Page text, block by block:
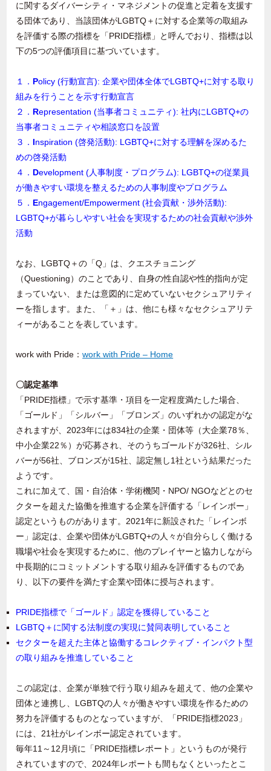
に関するダイバーシティ・マネジメントの促進と定着を支援す
る団体であり、当該団体がLGBTQ＋に対する企業等の取組み
を評価する際の指標を「PRIDE指標」と呼んでおり、指標は以
下の5つの評価項目に基づいています。
１． Policy (行動宣言): 企業や団体全体でLGBTQ+に対する取り
組みを行うことを示す行動宣言
２． Representation (当事者コミュニティ): 社内にLGBTQ+の
当事者コミュニティや相談窓口を設置
３． Inspiration (啓発活動): LGBTQ+に対する理解を深めるた
めの啓発活動
４． Development (人事制度・プログラム): LGBTQ+の従業員
が働きやすい環境を整えるための人事制度やプログラム
５． Engagement/Empowerment (社会貢献・渉外活動):
LGBTQ+が暮らしやすい社会を実現するための社会貢献や渉外
活動
なお、 LGBTQ＋の「Q 」は、クエスチョニング
（Questioning）のことであり、自身の性自認や性的指向が定
まっていない、または意図的に定めていないセクシュアリティ
ーを指します。また、「＋」は、他にも様々なセクシュアリテ
ィーがあることを表しています。
work with Pride：work with Pride – Home
〇認定基準
「PRIDE指標」で示す基準・項目を一定程度満たした場合、
「ゴールド」「シルバー」「ブロンズ」のいずれかの認定がな
されますが、 2023年には834社の企業・団体等（大企業78％、
中小企業22％）が応募され、そのうちゴールドが326社、シル
バーが56社、ブロンズが15社、認定無し1社という結果だった
ようです。
これに加えて、国・自治体・学術機関・ NPO/ NGOなどとのセ
クターを超えた協働を推進する企業を評価する「レインボー」
認定というものがあります。 2021年に新設された「レインボ
ー」認定は、企業や団体がLGBTQ+の人々が自分らしく働ける
職場や社会を実現するために、他のプレイヤーと協力しながら
中長期的にコミットメントする取り組みを評価するものであ
り、以下の要件を満たす企業や団体に授与されます。
PRIDE指標で「ゴールド」認定を獲得していること
LGBTQ＋に関する法制度の実現に賛同表明していること
セクターを超えた主体と協働するコレクティブ・インパクト型
の取り組みを推進していること
この認定は、企業が単独で行う取り組みを超えて、他の企業や
団体と連携し、 LGBTQの人々が働きやすい環境を作るための
努力を評価するものとなっていますが、「PRIDE指標2023 」
には、 21社がレインボー認定されています。
毎年11 ～ 12 月頃に「PRIDE指標レポート」というものが発行
されていますので、 2024年レポートも間もなくといったとこ